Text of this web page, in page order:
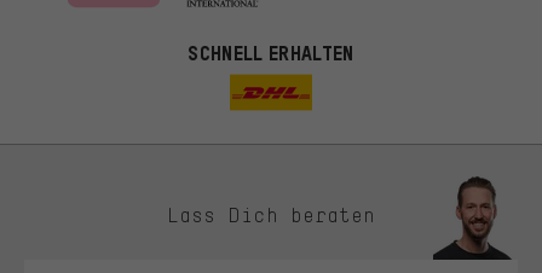
SCHNELL ERHALTEN
Lass Dich beraten